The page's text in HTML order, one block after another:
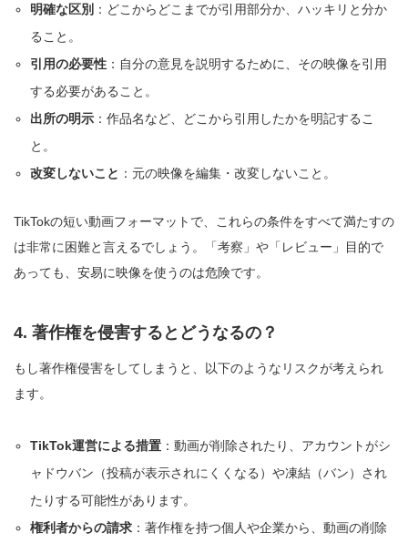
明確な区別 ：どこからどこまでが引用部分か、ハッキリと分か
ること。
引用の必要性 ：自分の意見を説明するために、その映像を引用
する必要があること。
出所の明示 ：作品名など、どこから引用したかを明記するこ
と。
改変しないこと ：元の映像を編集・改変しないこと。
TikTokの短い動画フォーマットで、これらの条件をすべて満たすの
は非常に困難と言えるでしょう。「考察」や「レビュー」目的で
あっても、安易に映像を使うのは危険です。
4. 著作権を侵害するとどうなるの？
もし著作権侵害をしてしまうと、以下のようなリスクが考えられ
ます。
TikTok運営による措置 ：動画が削除されたり、アカウントがシ
ャドウバン（投稿が表示されにくくなる）や凍結（バン）され
たりする可能性があります。
権利者からの請求 ：著作権を持つ個人や企業から、動画の削除